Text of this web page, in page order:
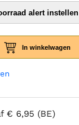
alert instellen
In winkelwagen
€ 6,95 (BE)